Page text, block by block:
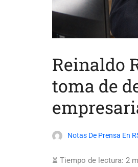
Reinaldo
toma de
Notas De Prensa En
⏳ Tiempo de lectura: 2